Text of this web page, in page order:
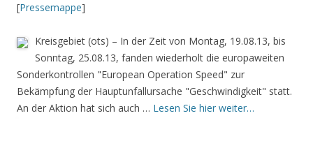
[Pressemappe]
Kreisgebiet (ots) – In der Zeit von Montag, 19.08.13, bis
Sonntag, 25.08.13, fanden wiederholt die europaweiten
Sonderkontrollen "European Operation Speed" zur
Bekämpfung der Hauptunfallursache "Geschwindigkeit" statt.
An der Aktion hat sich auch … Lesen Sie hier weiter…